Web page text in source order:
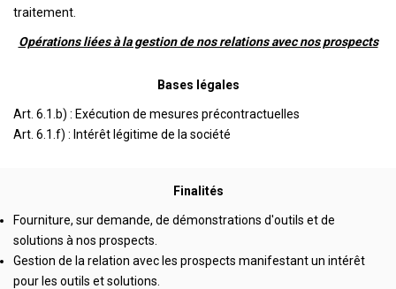
traitement.
Opérations liées à la gestion de nos relations avec nos prospects
Bases légales
Art. 6.1.b) : Exécution de mesures précontractuelles
Art. 6.1.f) : Intérêt légitime de la société
Finalités
Fourniture, sur demande, de démonstrations d'outils et de
solutions à nos prospects.
Gestion de la relation avec les prospects manifestant un intérêt
pour les outils et solutions.